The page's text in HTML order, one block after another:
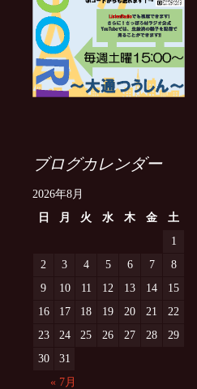
ブログカレンダー
2026年8月
日
月 火 水 木 金
土
1
2
3 4 5 6 7
8
9
10 11 12 13 14
15
16
17 18 19 20 21
22
23
24 25 26 27 28
29
30
31
« 7月